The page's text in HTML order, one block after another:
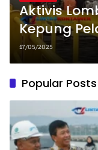
Aktivis
Kepung
Usai
17/05/2025
Popular Posts